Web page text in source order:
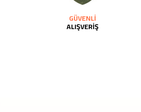
GÜVENLİ
ALIŞVERİŞ